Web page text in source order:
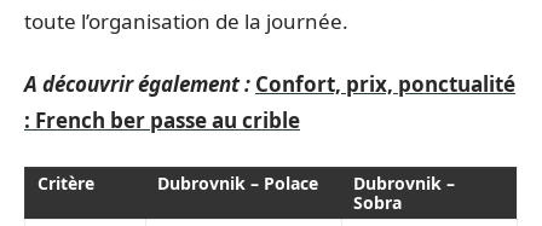
toute l’organisation de la journée.
A découvrir également : Confort, prix, ponctualité
: French ber passe au crible
Critère Dubrovnik – Polace
Dubrovnik –
Sobra